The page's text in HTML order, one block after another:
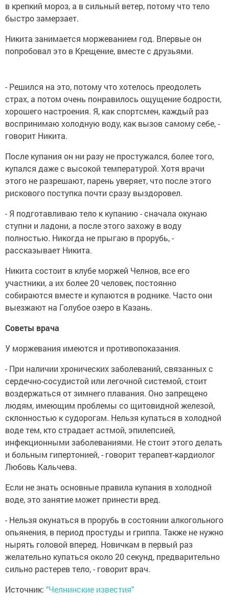
в крепкий мороз, а в сильный ветер, потому что тело
быстро замерзает.
Никита занимается моржеванием год. Впервые он
попробовал это в Крещение, вместе с друзьями.
- Решился на это, потому что хотелось преодолеть
страх, а потом очень понравилось ощущение бодрости,
хорошего настроения. Я, как спортсмен, каждый раз
воспринимаю холодную воду, как вызов самому себе, -
говорит Никита.
После купания он ни разу не простужался, более того,
купался даже с высокой температурой. Хотя врачи
этого не разрешают, парень уверяет, что после этого
рискового поступка почти сразу выздоровел.
- Я подготавливаю тело к купанию - сначала окунаю
ступни и ладони, а после этого захожу в воду
полностью. Никогда не прыгаю в прорубь, -
рассказывает Никита.
Никита состоит в клубе моржей Челнов, все его
участники, а их более 20 человек, постоянно
собираются вместе и купаются в роднике. Часто они
выезжают на Голубое озеро в Казань.
Советы врача
У моржевания имеются и противопоказания.
- При наличии хронических заболеваний, связанных с
сердечно-сосудистой или легочной системой, стоит
воздержаться от зимнего плавания. Оно запрещено
людям, имеющим проблемы со щитовидной железой,
склонностью к судорогам. Нельзя купаться в холодной
воде тем, кто страдает астмой, эпилепсией,
инфекционными заболеваниями. Не стоит этого делать
и больным гипертонией, - говорит терапевт-кардиолог
Любовь Кальчева.
Если не знать основные правила купания в холодной
воде, это занятие может принести вред.
- Нельзя окунаться в прорубь в состоянии алкогольного
опьянения, в период простуды и гриппа. Также не нужно
нырять головой вперед. Новичкам в первый раз
желательно купаться около 20 секунд, предварительно
сильно растерев тело, - говорит врач.
Источник: "Челнинские известия"